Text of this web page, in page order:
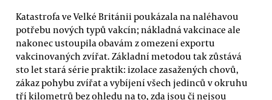
Katastrofa ve Velké Británii poukázala na naléhavou
potřebu nových typů vakcín; nákladná vakcinace ale
nakonec ustoupila obavám z omezení exportu
vakcinovaných zvířat. Základní metodou tak zůstává
sto let stará série praktik: izolace zasažených chovů,
zákaz pohybu zvířat a vybíjení všech jedinců v okruhu
tří kilometrů bez ohledu na to, zda jsou či nejsou